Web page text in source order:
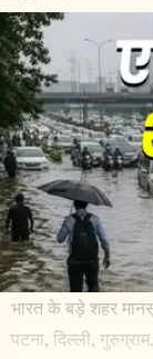
भारत के बड़े शहर
पटना, दिल्ली,